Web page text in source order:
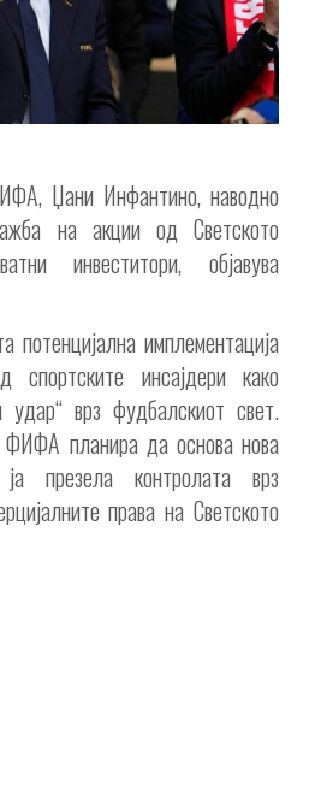
Џани Инфантино, наводно
на акции од Светското
инвеститори, објавува
потенцијална имплементација
инсајдери како
удар“ врз фудбалскиот свет.
ФИФА планира да основа нова
презела контролата врз
права на Светското